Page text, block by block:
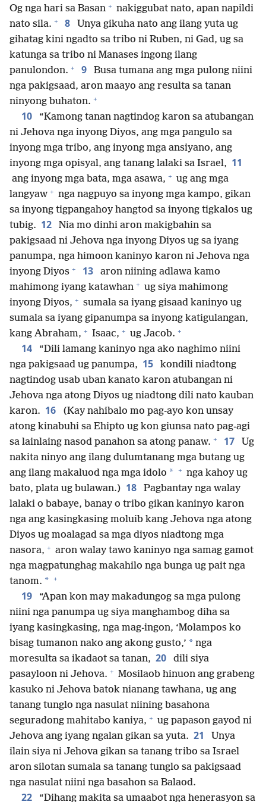
Og nga hari sa Basan + nakiggubat nato, apan napildi
nato sila. + 8
Unya gikuha nato ang ilang yuta ug
gihatag kini ngadto sa tribo ni Ruben, ni Gad, ug sa
katunga sa tribo ni Manases ingong ilang
panulondon. + 9
Busa tumana ang mga pulong niini
nga pakigsaad, aron maayo ang resulta sa tanan
ninyong buhaton. +
10
“Kamong tanan nagtindog karon sa atubangan
ni Jehova nga inyong Diyos, ang mga pangulo sa
inyong mga tribo, ang inyong mga ansiyano, ang
inyong mga opisyal, ang tanang lalaki sa Israel, 11
ang inyong mga bata, mga asawa, + ug ang mga
langyaw + nga nagpuyo sa inyong mga kampo, gikan
sa inyong tigpangahoy hangtod sa inyong tigkalos ug
tubig. 12
Nia mo dinhi aron makigbahin sa
pakigsaad ni Jehova nga inyong Diyos ug sa iyang
panumpa, nga himoon kaninyo karon ni Jehova nga
inyong Diyos + 13
aron niining adlawa kamo
mahimong iyang katawhan + ug siya mahimong
inyong Diyos, + sumala sa iyang gisaad kaninyo ug
sumala sa iyang gipanumpa sa inyong katigulangan,
kang Abraham, + Isaac, + ug Jacob. +
14
“Dili lamang kaninyo nga ako naghimo niini
nga pakigsaad ug panumpa, 15
kondili niadtong
nagtindog usab uban kanato karon atubangan ni
Jehova nga atong Diyos ug niadtong dili nato kauban
karon. 16
(Kay nahibalo mo pag-ayo kon unsay
atong kinabuhi sa Ehipto ug kon giunsa nato pag-agi
sa lainlaing nasod panahon sa atong panaw. + 17
Ug
nakita ninyo ang ilang dulumtanang mga butang ug
ang ilang makaluod nga mga idolo * + nga kahoy ug
bato, plata ug bulawan.) 18
Pagbantay nga walay
lalaki o babaye, banay o tribo gikan kaninyo karon
nga ang kasingkasing moluib kang Jehova nga atong
Diyos ug moalagad sa mga diyos niadtong mga
nasora, + aron walay tawo kaninyo nga samag gamot
nga magpatunghag makahilo nga bunga ug pait nga
tanom. * +
19
“Apan kon may makadungog sa mga pulong
niini nga panumpa ug siya manghambog diha sa
iyang kasingkasing, nga mag-ingon, ‘Molampos ko
bisag tumanon nako ang akong gusto,’ * nga
moresulta sa ikadaot sa tanan, 20
dili siya
pasayloon ni Jehova. + Mosilaob hinuon ang grabeng
kasuko ni Jehova batok nianang tawhana, ug ang
tanang tunglo nga nasulat niining basahona
seguradong mahitabo kaniya, + ug papason gayod ni
Jehova ang iyang ngalan gikan sa yuta. 21
Unya
ilain siya ni Jehova gikan sa tanang tribo sa Israel
aron silotan sumala sa tanang tunglo sa pakigsaad
nga nasulat niini nga basahon sa Balaod.
22 “Dihang makita sa umaabot nga henerasyon sa